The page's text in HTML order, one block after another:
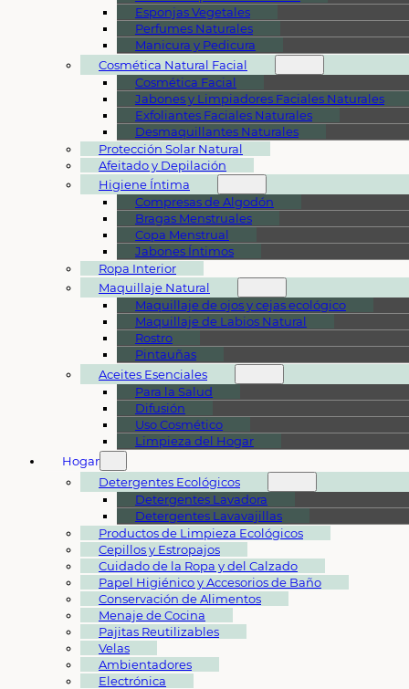
Esponjas Vegetales
Perfumes Naturales
Manicura y Pedicura
Cosmética Natural Facial
Cosmética Facial
Jabones y Limpiadores Faciales Naturales
Exfoliantes Faciales Naturales
Desmaquillantes Naturales
Protección Solar Natural
Afeitado y Depilación
Higiene Íntima
Compresas de Algodón
Bragas Menstruales
Copa Menstrual
Jabones Íntimos
Ropa Interior
Maquillaje Natural
Maquillaje de ojos y cejas ecológico
Maquillaje de Labios Natural
Rostro
Pintauñas
Aceites Esenciales
Para la Salud
Difusión
Uso Cosmético
Limpieza del Hogar
Hogar
Detergentes Ecológicos
Detergentes Lavadora
Detergentes Lavavajillas
Productos de Limpieza Ecológicos
Cepillos y Estropajos
Cuidado de la Ropa y del Calzado
Papel Higiénico y Accesorios de Baño
Conservación de Alimentos
Menaje de Cocina
Pajitas Reutilizables
Velas
Ambientadores
Electrónica